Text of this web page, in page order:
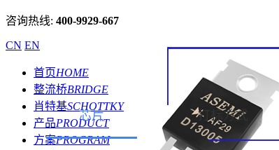
咨询热线: 400-9929-667
CN EN
首页HOME
整流桥BRIDGE
肖特基SCHOTTKY
产品PRODUCT
方案PROGRAM
芯片 打标方式